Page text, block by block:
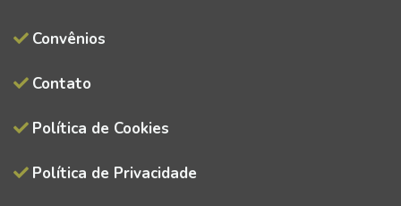
Convênios
Contato
Política de Cookies
Política de Privacidade